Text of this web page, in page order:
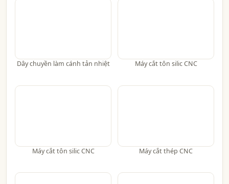
Dây chuyền làm cánh tản nhiệt Máy cắt tôn silic CNC
Máy cắt tôn silic CNC Máy cắt thép CNC